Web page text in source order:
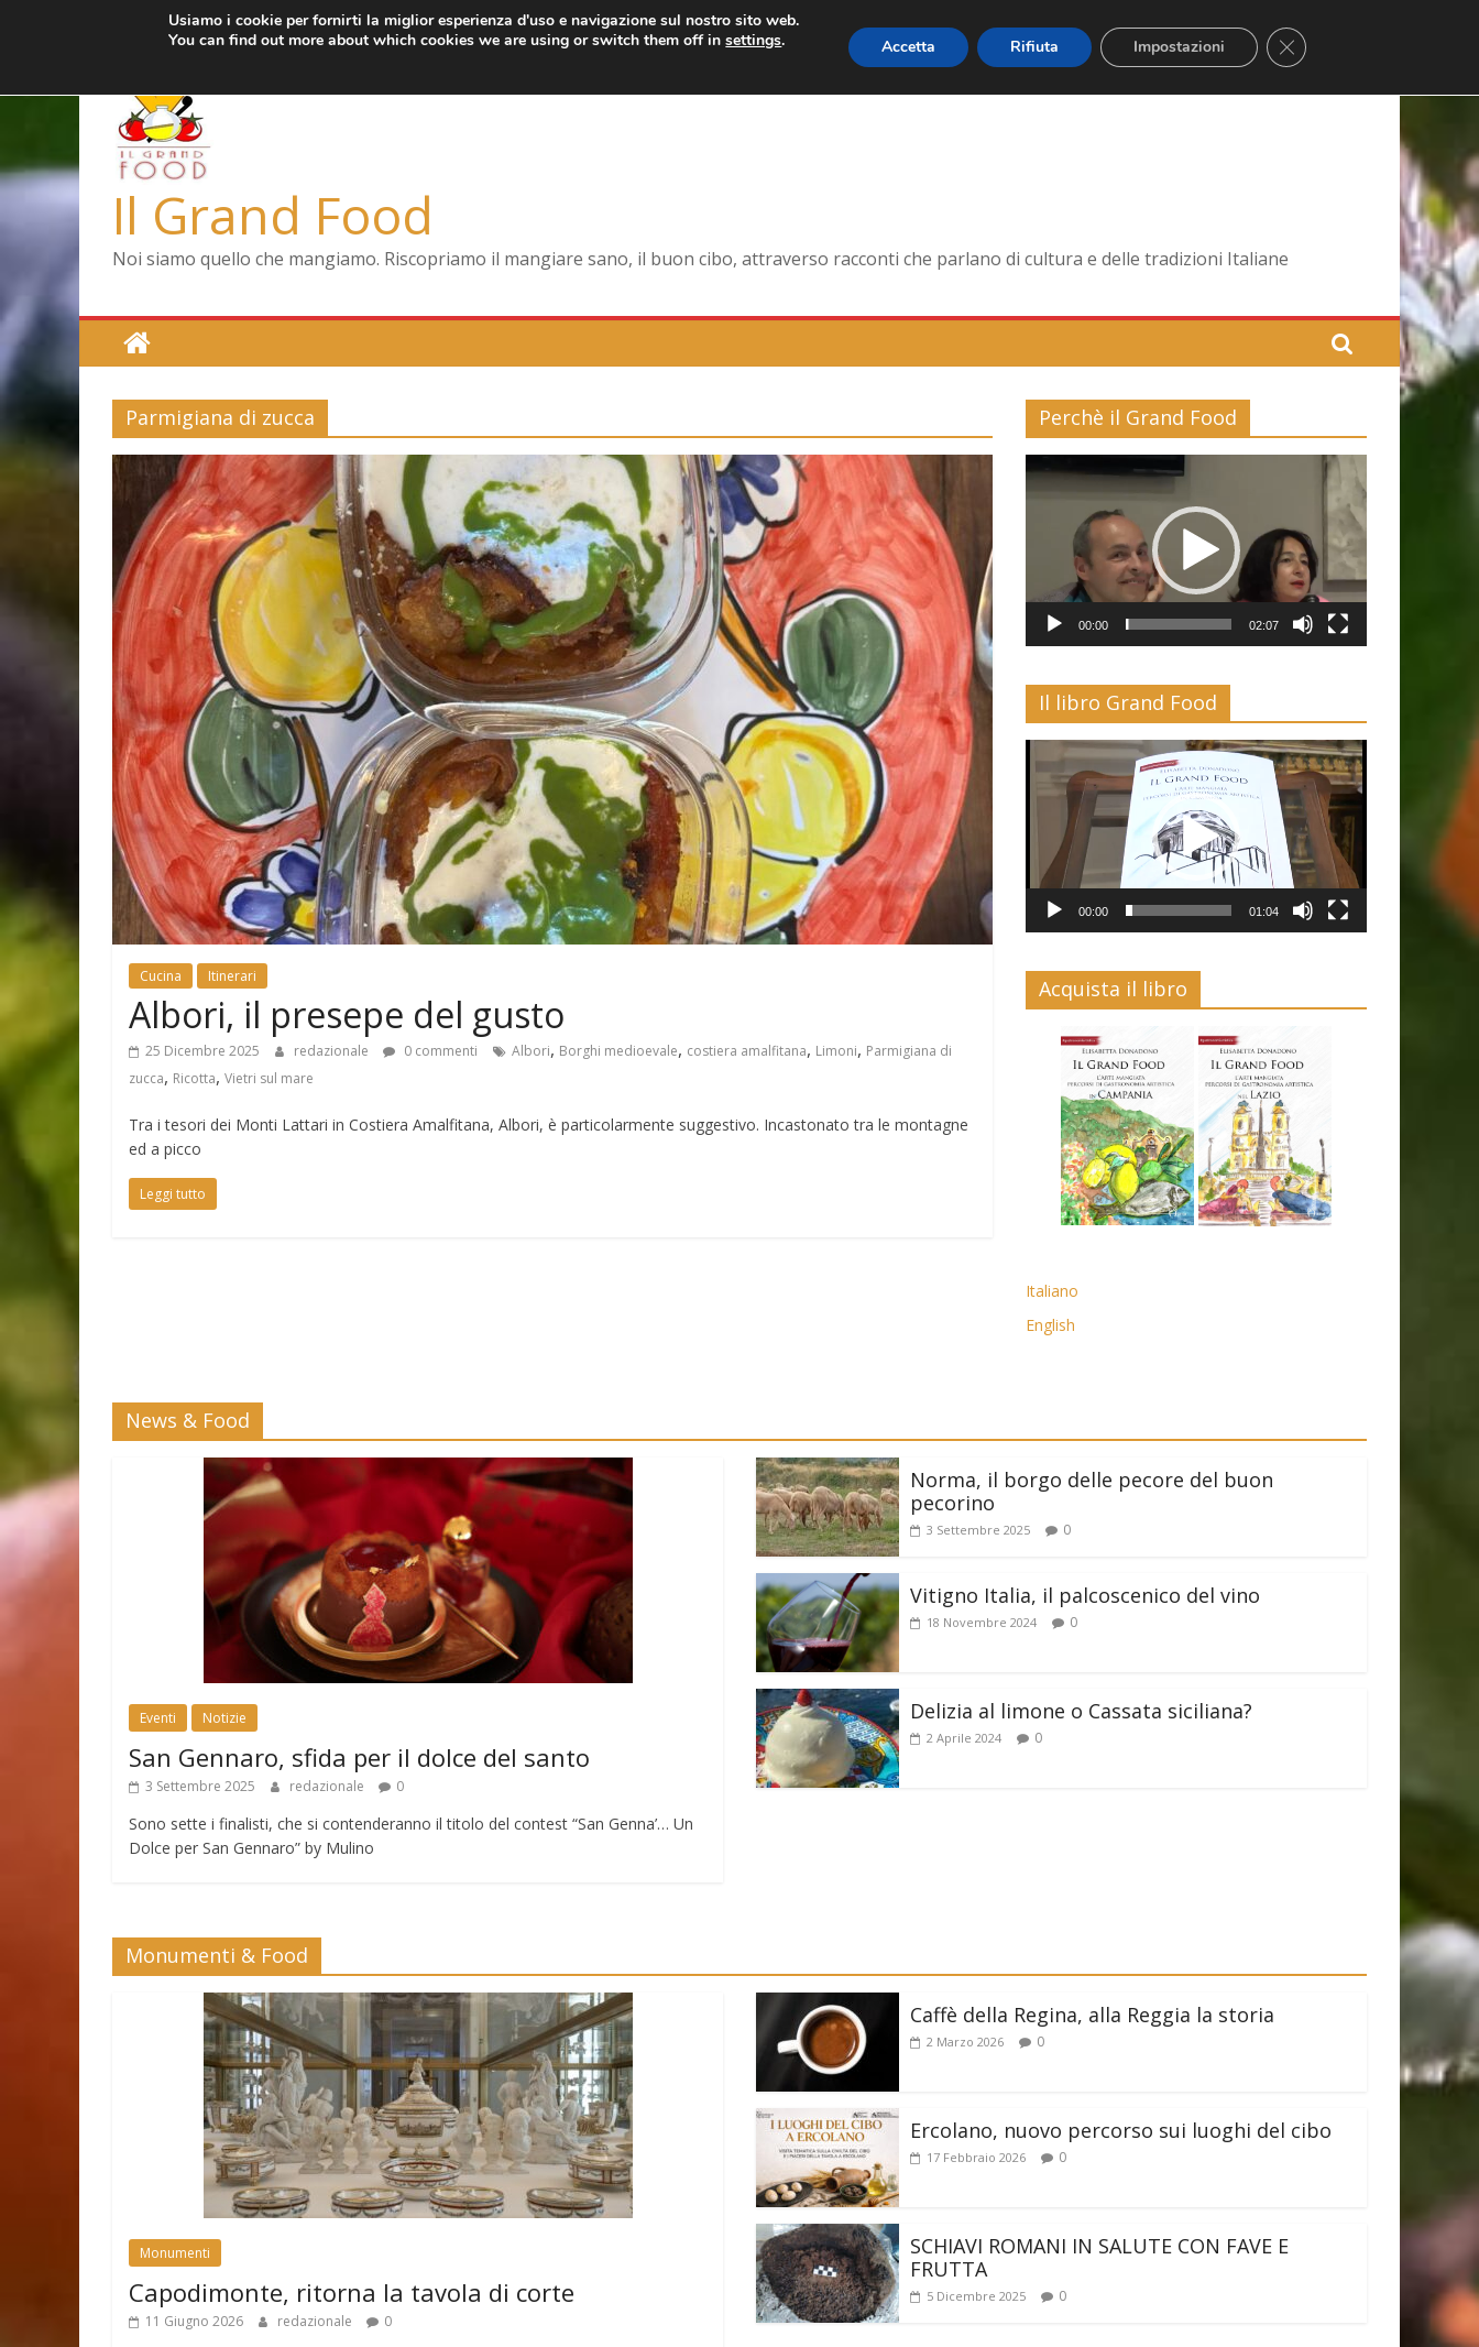
mercoledì, Agosto 5, 2026 Ultimo: Pizza a Corte
Menopausa, una forma smagliante senza età
Il Grand Food
Noi siamo quello che mangiamo. Riscopriamo il mangiare sano, il buon cibo, attraverso racconti che parlano di cultura e delle tradizioni Italiane
Parmigiana di zucca
Cucina Itinerari
Albori, il presepe del gusto
25 Dicembre 2025 redazionale 0 commenti Albori, Borghi medioevale, costiera amalfitana, Limoni, Parmigiana di
zucca, Ricotta, Vietri sul mare
Tra i tesori dei Monti Lattari in Costiera Amalfitana, Albori, è particolarmente suggestivo. Incastonato tra le montagne
ed a picco
Leggi tutto
Perchè il Grand Food
Video
Player
00:00 02:07
Il libro Grand Food
Player
00:00 01:04
Acquista il libro
Italiano
English
News & Food
Eventi Notizie
San Gennaro, sfida per il dolce del santo
3 Settembre 2025 redazionale 0
Sono sette i finalisti, che si contenderanno il titolo del contest “San Genna’… Un
Dolce per San Gennaro” by Mulino
Norma, il borgo delle pecore del buon
pecorino
3 Settembre 2025 0
Vitigno Italia, il palcoscenico del vino
18 Novembre 2024 0
Delizia al limone o Cassata siciliana?
2 Aprile 2024 0
Monumenti & Food
Monumenti
Capodimonte, ritorna la tavola di corte
11 Giugno 2026 redazionale 0
Caffè della Regina, alla Reggia la storia
2 Marzo 2026 0
Ercolano, nuovo percorso sui luoghi del cibo
17 Febbraio 2026 0
SCHIAVI ROMANI IN SALUTE CON FAVE E
FRUTTA
5 Dicembre 2025 0
Usiamo i cookie per fornirti la miglior esperienza d'uso e navigazione sul nostro sito web.
You can find out more about which cookies we are using or switch them off insettings. Accetta Rifiuta Impostazioni Close GDPR Cookie Banner